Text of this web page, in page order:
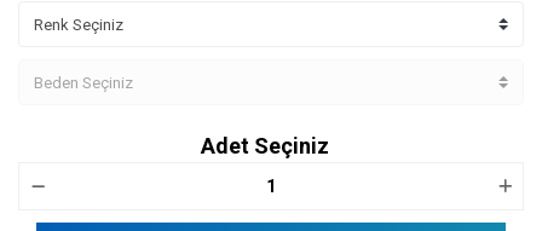
Adet Seçiniz